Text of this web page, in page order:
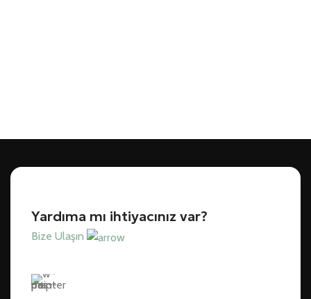
Yardıma mı ihtiyacınız var?
Bize Ulaşın